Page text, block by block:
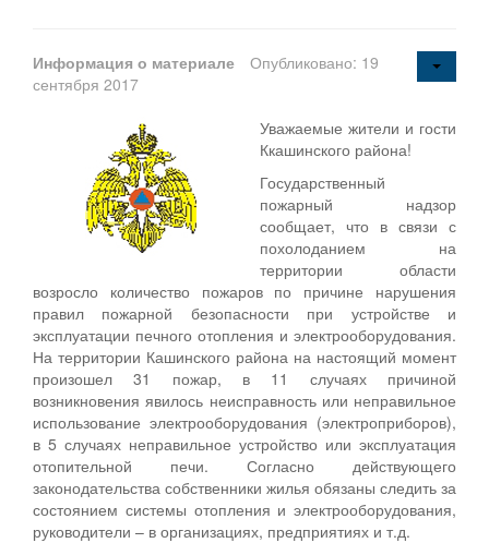
Информация о материале
Опубликовано: 19
сентября 2017
Уважаемые жители и гости
Ккашинского района!
Государственный
пожарный надзор
сообщает, что в связи с
похолоданием на
территории области
возросло количество пожаров по причине нарушения
правил пожарной безопасности при устройстве и
эксплуатации печного отопления и электрооборудования.
На территории Кашинского района на настоящий момент
произошел 31 пожар, в 11 случаях причиной
возникновения явилось неисправность или неправильное
использование электрооборудования (электроприборов),
в 5 случаях неправильное устройство или эксплуатация
отопительной печи. Согласно действующего
законодательства собственники жилья обязаны следить за
состоянием системы отопления и электрооборудования,
руководители – в организациях, предприятиях и т.д.